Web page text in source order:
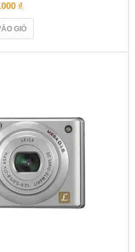
₫
GIỎ